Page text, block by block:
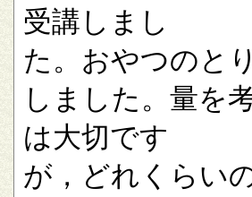
受講しまし
た。おやつのと
しました。量を
は大切です
が，どれくらい